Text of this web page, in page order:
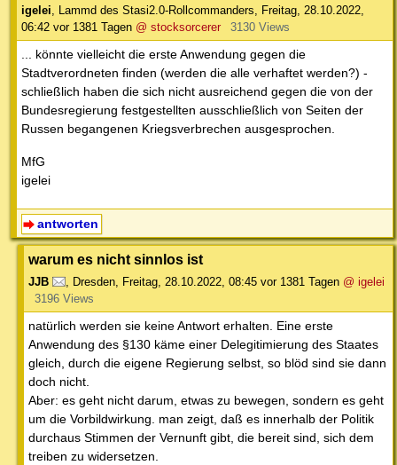
igelei, Lammd des Stasi2.0-Rollcommanders, Freitag, 28.10.2022,
06:42 vor 1381 Tagen @ stocksorcerer 3130 Views
... könnte vielleicht die erste Anwendung gegen die
Stadtverordneten finden (werden die alle verhaftet werden?) -
schließlich haben die sich nicht ausreichend gegen die von der
Bundesregierung festgestellten ausschließlich von Seiten der
Russen begangenen Kriegsverbrechen ausgesprochen.
MfG
igelei
antworten
warum es nicht sinnlos ist
JJB , Dresden, Freitag, 28.10.2022, 08:45 vor 1381 Tagen @ igelei
3196 Views
natürlich werden sie keine Antwort erhalten. Eine erste
Anwendung des §130 käme einer Delegitimierung des Staates
gleich, durch die eigene Regierung selbst, so blöd sind sie dann
doch nicht.
Aber: es geht nicht darum, etwas zu bewegen, sondern es geht
um die Vorbildwirkung. man zeigt, daß es innerhalb der Politik
durchaus Stimmen der Vernunft gibt, die bereit sind, sich dem
treiben zu widersetzen.